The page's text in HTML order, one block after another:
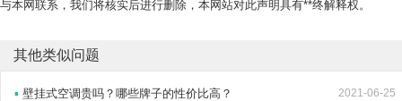
与本网联系，我们将核实后进行删除，本网站对此声明具有**终解释权。
其他类似问题
▪ 壁挂式空调贵吗？哪些牌子的性价比高？ 2021-06-25